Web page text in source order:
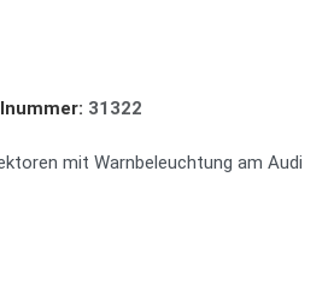
31322
mit Warnbeleuchtung am Audi